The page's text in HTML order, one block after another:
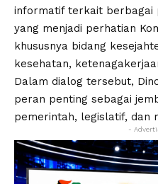
informatif terkait berbagai
yang menjadi perhatian
khususnya bidang
kesehatan,
Dalam dialog tersebut,
peran penting sebagai
pemerintah, legislatif, dan
-